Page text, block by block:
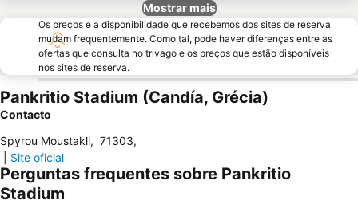
Mostrar mais
Os preços e a disponibilidade que recebemos dos sites de reserva
mudam frequentemente. Como tal, pode haver diferenças entre as
ofertas que consulta no trivago e os preços que estão disponíveis
nos sites de reserva.
Pankritio Stadium (Candía, Grécia)
Contacto
Spyrou Moustakli, 71303,
Site oficial
Perguntas frequentes sobre Pankritio
Stadium